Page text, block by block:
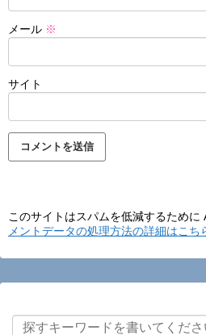
メール ※
サイト
このサイトはスパムを低減するために
メントデータの処理方法の詳細はこち